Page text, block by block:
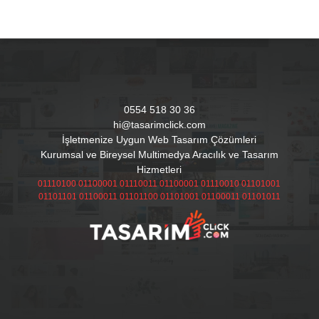
0554 518 30 36
hi@tasarimclick.com
İşletmenize Uygun Web Tasarım Çözümleri
Kurumsal ve Bireysel Multimedya Aracılık ve Tasarım
Hizmetleri
01110100 01100001 01110011 01100001 01110010 01101001
01101101 01100011 01101100 01101001 01100011 01101011